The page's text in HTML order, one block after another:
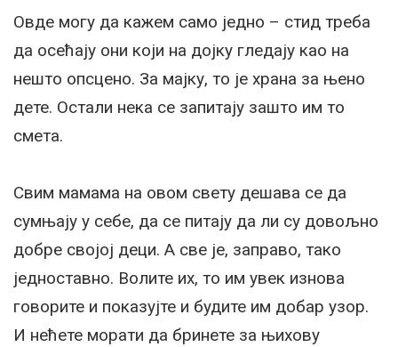
Овде могу да кажем само једно – стид треба
да осећају они који на дојку гледају као на
нешто опсцено. За мајку, то је храна за њено
дете. Остали нека се запитају зашто им то
смета.
Свим мамама на овом свету дешава се да
сумњају у себе, да се питају да ли су довољно
добрe својој деци. А све је, заправо, тако
једноставно. Волите их, то им увек изнова
говорите и показујте и будите им добар узор.
И нећете морати да бринете за њихову